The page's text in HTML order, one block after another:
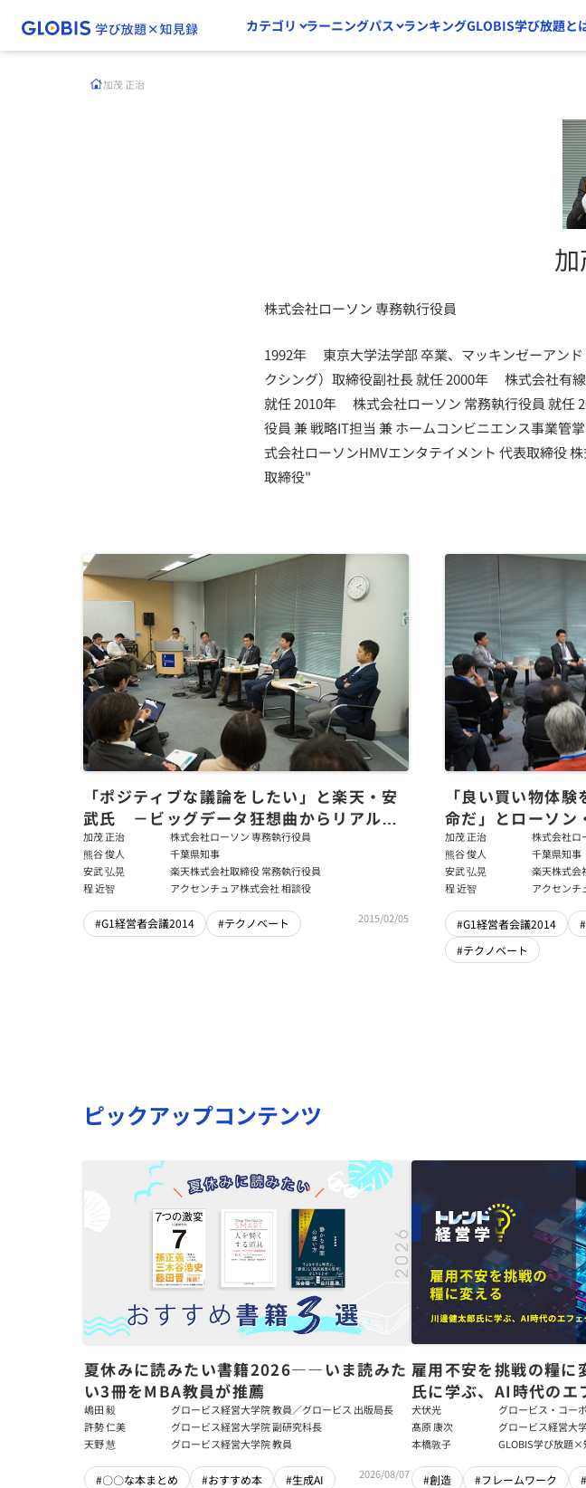
カテゴリ ラーニングパス ランキングGLOBIS学び放題と
加茂 正治
株式会社ローソン 専務執行役員
1992年 東京大学法学部 卒業、マッキンゼーアン
クシング）取締役副社長 就任 2000年 株式会社有
就任 2010年 株式会社ローソン 常務執行役員 就任
役員 兼 戦略IT担当 兼 ホームコンビニエンス事業管
式会社ローソンHMVエンタテイメント 代表取締役
取締役"
「ポジティブな議論をしたい」と楽天・安
武氏 －ビッグデータ狂想曲からリアルへ
の戦略（後編）
加茂 正治
株式会社ローソン 専務執行役員
熊谷 俊人
千葉県知事
安武 弘晃
楽天株式会社取締役 常務執行役員
程 近智
アクセンチュア株式会社 相談役
#G1経営者会議2014 #テクノベート 2015/02/05
「良い買い物体
命だ」とローソ
タ狂想曲からリア
加茂 正治
株式会社ロ
熊谷 俊人
千葉県知事
安武 弘晃
楽天株式会
程 近智
アクセンチ
#G1経営者会議2014
#テクノベート
ピックアップコンテンツ
夏休みに読みたい書籍2026――いま読みた
い3冊をMBA教員が推薦
嶋田 毅
グロービス経営大学院 教員／グロービス 出版局長
許勢 仁美
グロービス経営大学院 副研究科長
天野 慧
グロービス経営大学院 教員
#〇〇な本まとめ #おすすめ本 #生成AI 2026/08/07
雇用不安を挑戦の糧
氏に学ぶ、AI時代のエ
ン
犬伏光
グロービス・コー
ポレート・ソリュ
髙原 康次
グロービス経営大
本橋敦子
GLOBIS学び放題
#創造 #フレームワーク